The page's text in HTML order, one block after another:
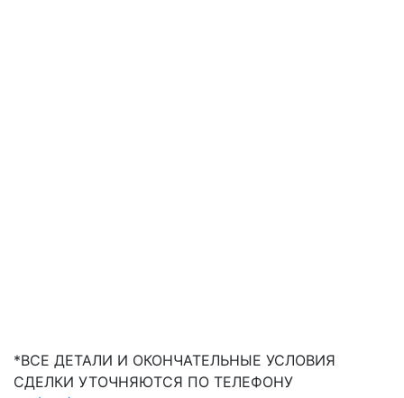
*ВСЕ ДЕТАЛИ И ОКОНЧАТЕЛЬНЫЕ УСЛОВИЯ
СДЕЛКИ УТОЧНЯЮТСЯ ПО ТЕЛЕФОНУ